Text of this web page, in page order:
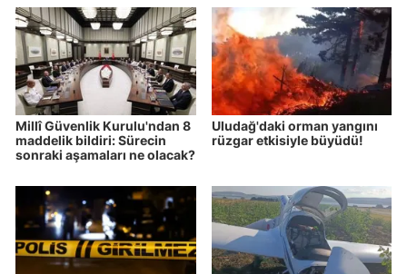
Millî Güvenlik Kurulu'ndan 8
maddelik bildiri: Sürecin
sonraki aşamaları ne olacak?
Uludağ'daki orman yangını
rüzgar etkisiyle büyüdü!